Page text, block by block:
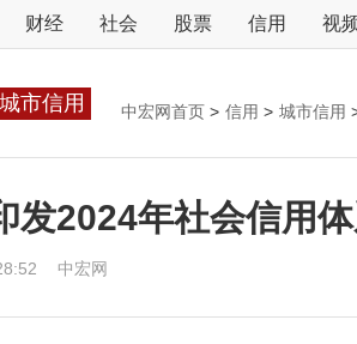
财经 社会 股票 信用 视
城市信用 中宏网首页 > 信用 > 城市信用
发2024年社会信用
中宏网